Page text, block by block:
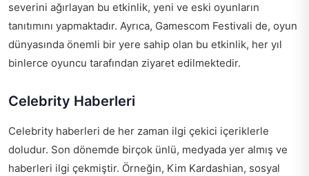
severini ağırlayan bu etkinlik, yeni ve eski oyunların
tanıtımını yapmaktadır. Ayrıca, Gamescom Festivali de, oyun
dünyasında önemli bir yere sahip olan bu etkinlik, her yıl
binlerce oyuncu tarafından ziyaret edilmektedir.
Celebrity Haberleri
Celebrity haberleri de her zaman ilgi çekici içeriklerle
doludur. Son dönemde birçok ünlü, medyada yer almış ve
haberleri ilgi çekmiştir. Örneğin, Kim Kardashian, sosyal